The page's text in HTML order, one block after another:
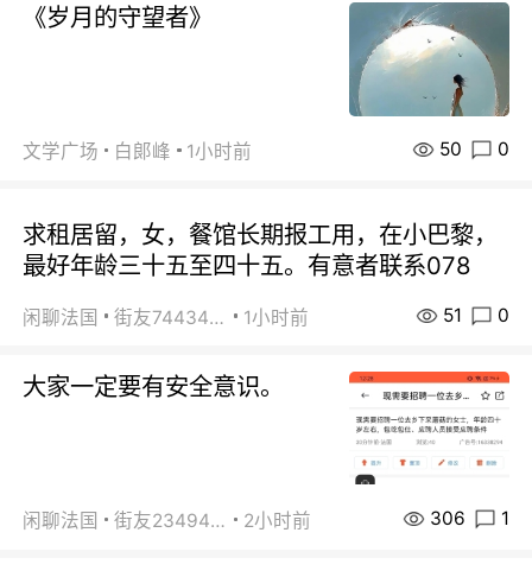
《岁月的守望者》
文学广场 白郞峰 1小时前 50 0
求租居留，女，餐馆长期报工用，在小巴黎，
最好年龄三十五至四十五。有意者联系078
闲聊法国 街友74434350 1小时前 51 0
大家一定要有安全意识。
闲聊法国 街友23494008 2小时前 306 1